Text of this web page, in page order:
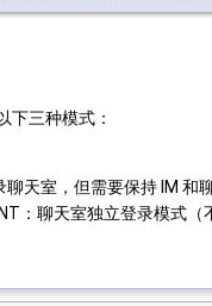
下三种模式：
聊天室，但需要保持 IM 和
：聊天室独立登录模式（